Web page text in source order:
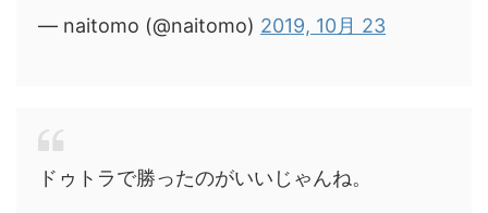
— naitomo (@naitomo) 2019, 10月 23
ドゥトラで勝ったのがいいじゃんね。